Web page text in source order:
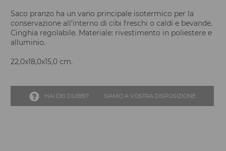
Saco pranzo ha un vano principale isotermico per la
conservazione all'interno di cibi freschi o caldi e bevande.
Cinghia regolabile. Materiale: rivestimento in poliestere e
alluminio.
22,0x18,0x15,0 cm.
HAI DEI DUBBI? SIAMO A VOSTRA DISPOSIZIONE